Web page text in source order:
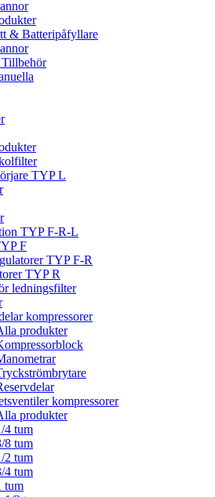
& Batteripåfyllare
TYP L
TYP F-R-L
F
TYP F-R
TYP R
ledningsfilter
kompressorer
produkter
kompressorer
produkter
4 tum
8 tum
2 tum
4 tum
tum